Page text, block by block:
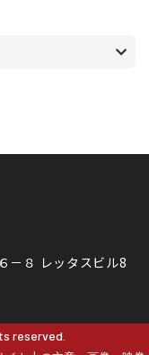
８ レッタスビル8
reserved.